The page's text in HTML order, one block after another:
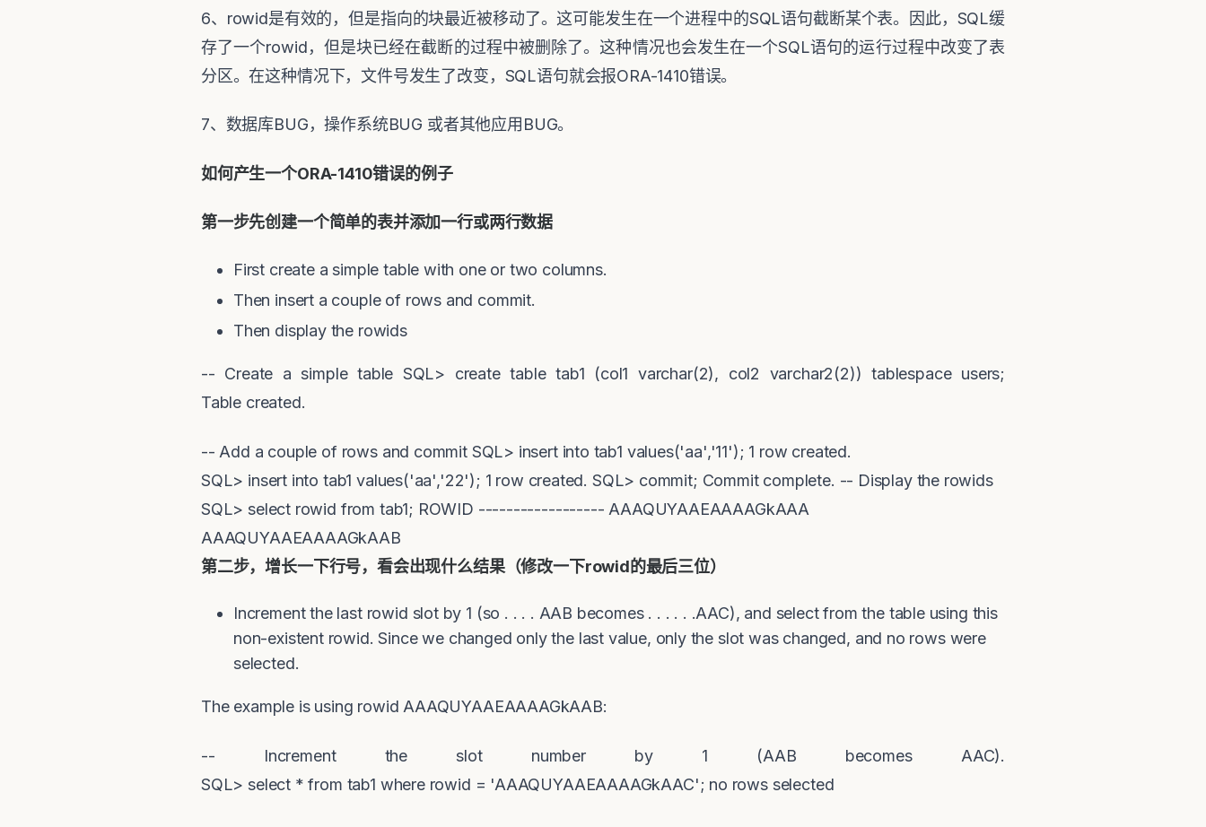
6、rowid是有效的，但是指向的块最近被移动了。这可能发生在一个进程中的SQL语句截断某个表。因此，SQL缓
存了一个rowid，但是块已经在截断的过程中被删除了。这种情况也会发生在一个SQL语句的运行过程中改变了表
分区。在这种情况下，文件号发生了改变，SQL语句就会报ORA-1410错误。
7、数据库BUG，操作系统BUG 或者其他应用BUG。
如何产生一个ORA-1410错误的例子
第一步先创建一个简单的表并添加一行或两行数据
First create a simple table with one or two columns.
Then insert a couple of rows and commit.
Then display the rowids
-- Create a simple table SQL> create table tab1 (col1 varchar(2), col2 varchar2(2)) tablespace users;
Table created.
-- Add a couple of rows and commit SQL> insert into tab1 values('aa','11'); 1 row created.
SQL> insert into tab1 values('aa','22'); 1 row created. SQL> commit; Commit complete. -- Display the rowids
SQL> select rowid from tab1; ROWID ------------------ AAAQUYAAEAAAAGkAAA
AAAQUYAAEAAAAGkAAB
第二步，增长一下行号，看会出现什么结果（修改一下rowid的最后三位）
Increment the last rowid slot by 1 (so . . . . AAB becomes . . . . . .AAC), and select from the table using this
non-existent rowid. Since we changed only the last value, only the slot was changed, and no rows were
selected.
The example is using rowid AAAQUYAAEAAAAGkAAB:
-- Increment the slot number by 1 (AAB becomes AAC).
SQL> select * from tab1 where rowid = 'AAAQUYAAEAAAAGkAAC'; no rows selected